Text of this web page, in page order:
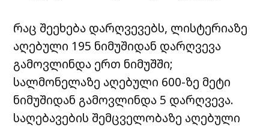
რაც შეეხება დარღვევებს, ლისტერიაზე
აღებული 195 ნიმუშიდან დარღვევა
გამოვლინდა ერთ ნიმუშში;
სალმონელაზე აღებული 600-ზე მეტი
ნიმუშიდან გამოვლინდა 5 დარღვევა.
საღებავების შემცველობაზე აღებული